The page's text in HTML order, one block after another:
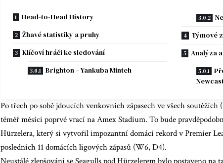
Head-to-Head History
Žhavé statistiky a pruhy
Klíčoví hráči ke sledování
Brighton – Yankuba Minteh
Týmové
Analýza
Po třech po sobě jdoucích venkovních zápasech ve všech
téměř měsíci poprvé vrací na Amex Stadium. To bude
Hürzelera, který si vytvořil impozantní domácí rekord v Premier
posledních 11 domácích ligových zápasů (W6, D4).
Neustálé zlepšování se Seagulls pod Hürzelerem bylo postaveno